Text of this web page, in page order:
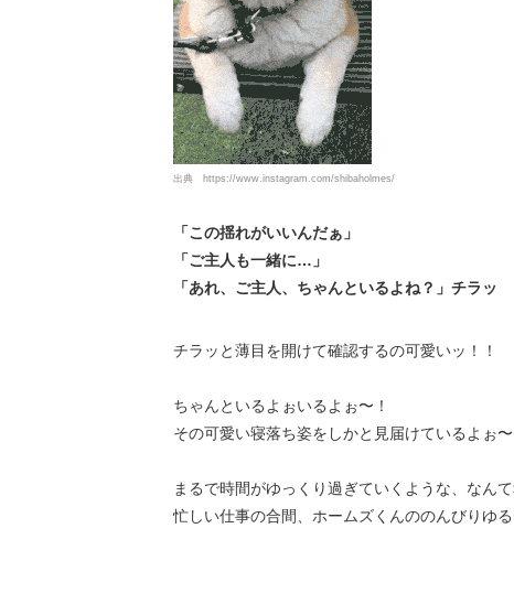
出典 https://www.instagram.com/shibaholmes/
「この揺れがいいんだぁ」
「ご主人も一緒に…」
「あれ、ご主人、ちゃんといるよね？」チラッ
チラッと薄目を開けて確認するの可愛いッ！！
ちゃんといるよぉいるよぉ〜！
その可愛い寝落ち姿をしかと見届けているよぉ
まるで時間がゆっくり過ぎていくような、なん
忙しい仕事の合間、ホームズくんののんびりゆ